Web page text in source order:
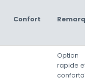
Confort
Option
rapide et